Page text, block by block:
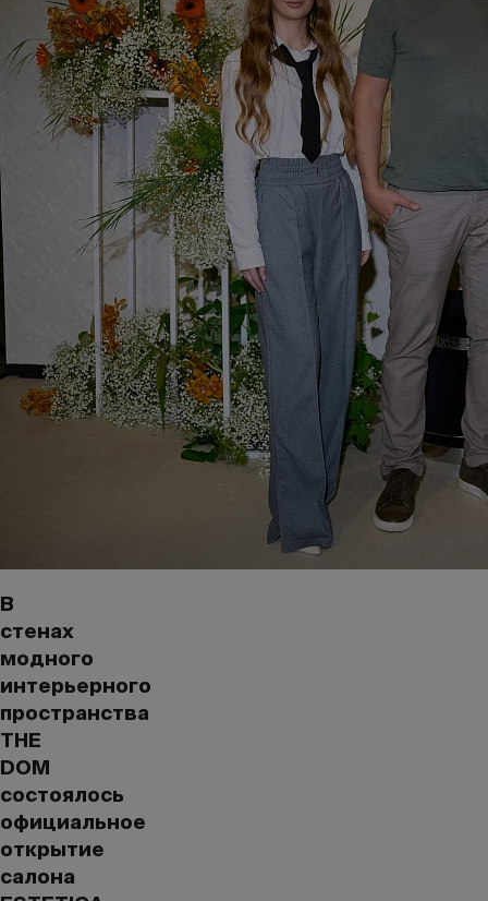
В
стенах
модного
интерьерного
пространства
THE
DOM
состоялось
официальное
открытие
салона